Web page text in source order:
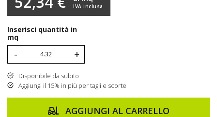
IVA inclusa
Inserisci quantità in
mq
- +
Disponibile da subito
Aggiungi il 15% in più per tagli e scorte
AGGIUNGI AL CARRELLO